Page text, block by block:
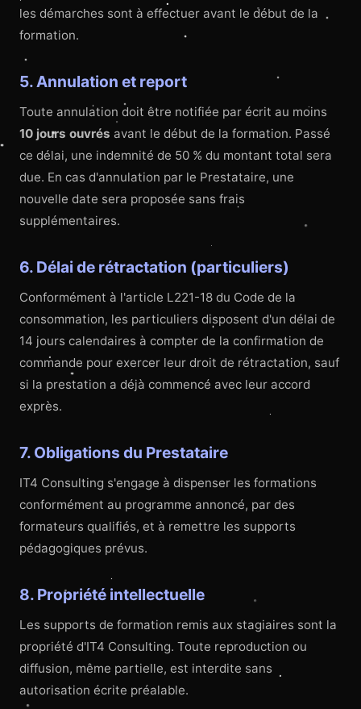
les démarches sont à effectuer avant le début de la
formation.
5. Annulation et report
Toute annulation doit être notifiée par écrit au moins
10 jours ouvrés avant le début de la formation. Passé
ce délai, une indemnité de 50 % du montant total sera
due. En cas d'annulation par le Prestataire, une
nouvelle date sera proposée sans frais
supplémentaires.
6. Délai de rétractation (particuliers)
Conformément à l'article L221-18 du Code de la
consommation, les particuliers disposent d'un délai de
14 jours calendaires à compter de la confirmation de
commande pour exercer leur droit de rétractation, sauf
si la prestation a déjà commencé avec leur accord
exprès.
7. Obligations du Prestataire
IT4 Consulting s'engage à dispenser les formations
conformément au programme annoncé, par des
formateurs qualifiés, et à remettre les supports
pédagogiques prévus.
8. Propriété intellectuelle
Les supports de formation remis aux stagiaires sont la
propriété d'IT4 Consulting. Toute reproduction ou
diffusion, même partielle, est interdite sans
autorisation écrite préalable.